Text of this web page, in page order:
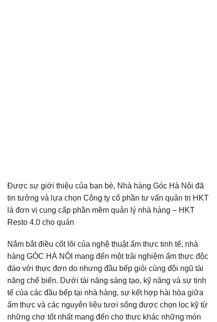
Được sự giới thiệu của bạn bè, Nhà hàng Góc Hà Nội đã
tin tưởng và lựa chọn Công ty cổ phần tư vấn quản trị HKT
là đơn vị cung cấp phần mềm quản lý nhà hàng – HKT
Resto 4.0 cho quán
Nắm bắt điều cốt lõi của nghệ thuật ẩm thực tinh tế, nhà
hàng GÓC HÀ NỘI mang đến một trải nghiệm ẩm thực độc
đáo với thực đơn do nhưng đầu bếp giỏi cùng đội ngũ tài
năng chế biến. Dưới tài năng sáng tạo, kỹ năng và sự tinh
tế của các đầu bếp tại nhà hàng, sự kết hợp hài hòa giữa
ẩm thực và các nguyên liệu tươi sống được chọn lọc kỹ từ
những chợ tốt nhất mang đến cho thực khác những món